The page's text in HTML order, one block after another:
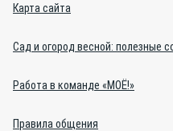
Карта сайта
Сад и огород весной: полезные
Работа в команде «МОЁ!»
Правила общения